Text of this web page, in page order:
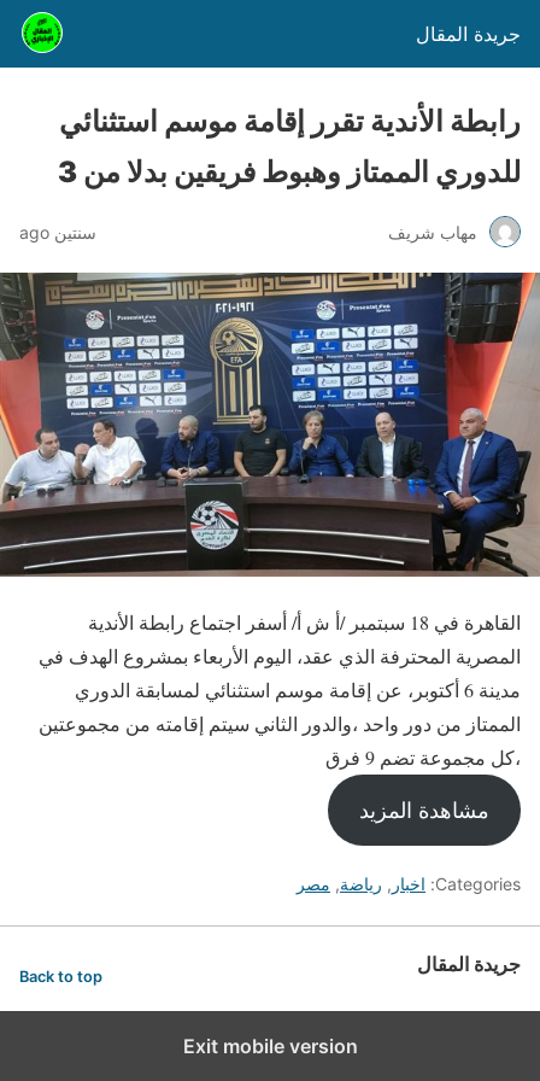
جريدة المقال
رابطة الأندية تقرر إقامة موسم استثنائي
للدوري الممتاز وهبوط فريقين بدلا من 3
مهاب شريف سنتين ago
القاهرة في 18 سبتمبر /أ ش أ/ أسفر اجتماع رابطة الأندية
المصرية المحترفة الذي عقد، اليوم الأربعاء بمشروع الهدف في
مدينة 6 أكتوبر، عن إقامة موسم استثنائي لمسابقة الدوري
الممتاز من دور واحد ،والدور الثاني سيتم إقامته من مجموعتين
،كل مجموعة تضم 9 فرق
مشاهدة المزيد
Categories: اخبار , رياضة, مصر
جريدة المقال Back to top
Exit mobile version